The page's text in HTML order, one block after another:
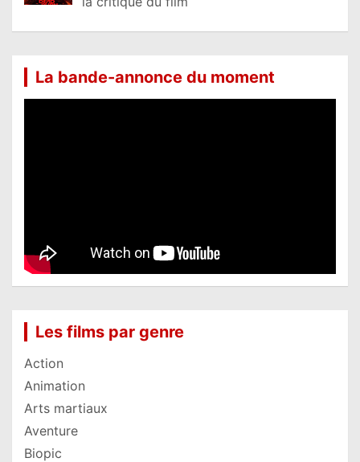
La bande-annonce du moment
Les films par genre
Action
Animation
Arts martiaux
Aventure
Biopic